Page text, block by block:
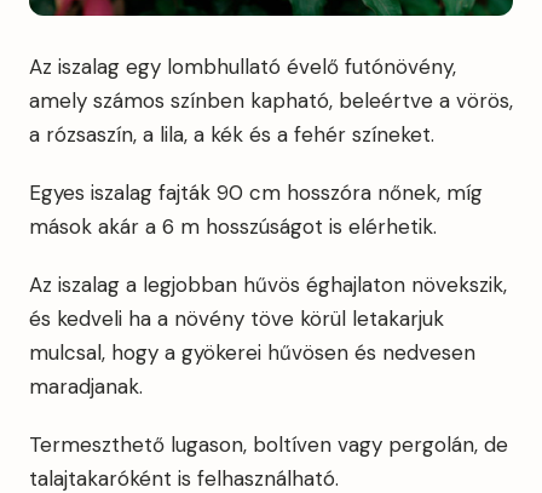
Az iszalag egy lombhullató évelő futónövény,
amely számos színben kapható, beleértve a vörös,
a rózsaszín, a lila, a kék és a fehér színeket.
Egyes iszalag fajták 90 cm hosszóra nőnek, míg
mások akár a 6 m hosszúságot is elérhetik.
Az iszalag a legjobban hűvös éghajlaton növekszik,
és kedveli ha a növény töve körül letakarjuk
mulcsal, hogy a gyökerei hűvösen és nedvesen
maradjanak.
Termeszthető lugason, boltíven vagy pergolán, de
talajtakaróként is felhasználható.